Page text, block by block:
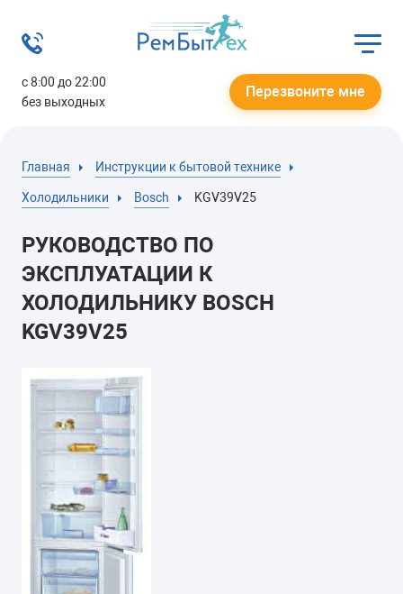
с 8:00 до 22:00
без выходных
Перезвоните мне
Главная Инструкции к бытовой технике
Холодильники Bosch KGV39V25
РУКОВОДСТВО ПО
ЭКСПЛУАТАЦИИ К
ХОЛОДИЛЬНИКУ BOSCH
KGV39V25